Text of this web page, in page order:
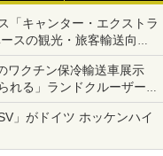
「キャンター・エクストラ
スの観光・旅客輸送向け
ワクチン保冷輸送車展示
れる」ランドクルーザーで
」がドイツ ホッケンハイ